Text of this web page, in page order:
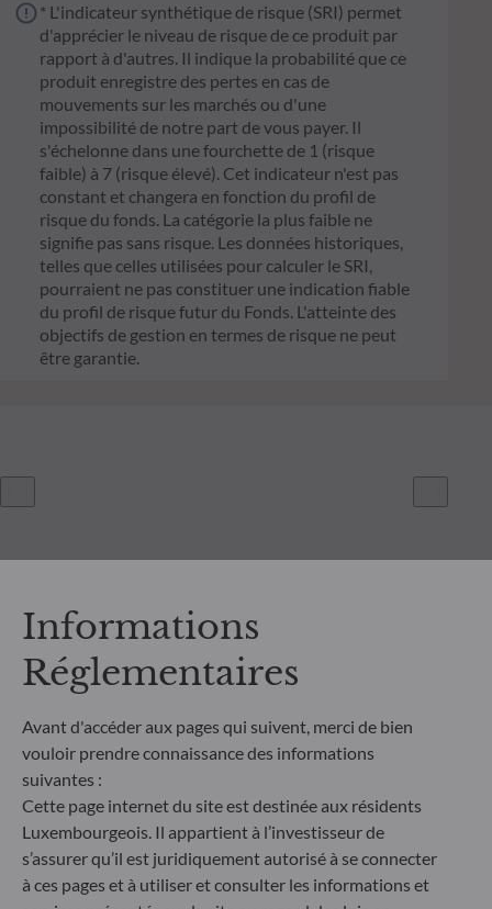
* L'indicateur synthétique de risque (SRI) permet
d'apprécier le niveau de risque de ce produit par
rapport à d'autres. Il indique la probabilité que ce
produit enregistre des pertes en cas de
mouvements sur les marchés ou d'une
impossibilité de notre part de vous payer. Il
s'échelonne dans une fourchette de 1 (risque
faible) à 7 (risque élevé). Cet indicateur n'est pas
constant et changera en fonction du profil de
risque du fonds. La catégorie la plus faible ne
signifie pas sans risque. Les données historiques,
telles que celles utilisées pour calculer le SRI,
pourraient ne pas constituer une indication fiable
du profil de risque futur du Fonds. L'atteinte des
objectifs de gestion en termes de risque ne peut
être garantie.
12 boulevard de la Madeleine
75440 Paris Cedex 09
France
+33 1 44 51 80 28
Société de Gestion de Portefeuille agréée par l’Autorité des
Marchés Financiers sous le numéro GP99011
* Entité responsable du site internet
Informations
Réglementaires
Avant d'accéder aux pages qui suivent, merci de bien
vouloir prendre connaissance des informations
suivantes :
Cette page internet du site est destinée aux résidents
Luxembourgeois. Il appartient à l’investisseur de
s’assurer qu’il est juridiquement autorisé à se connecter
à ces pages et à utiliser et consulter les informations et